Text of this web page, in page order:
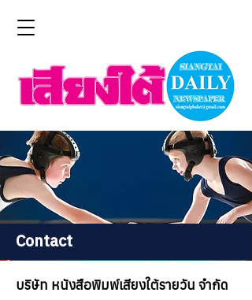
Contact
บริษัท หนังสือพิมพ์เสียงใต้รายวัน จำกัด